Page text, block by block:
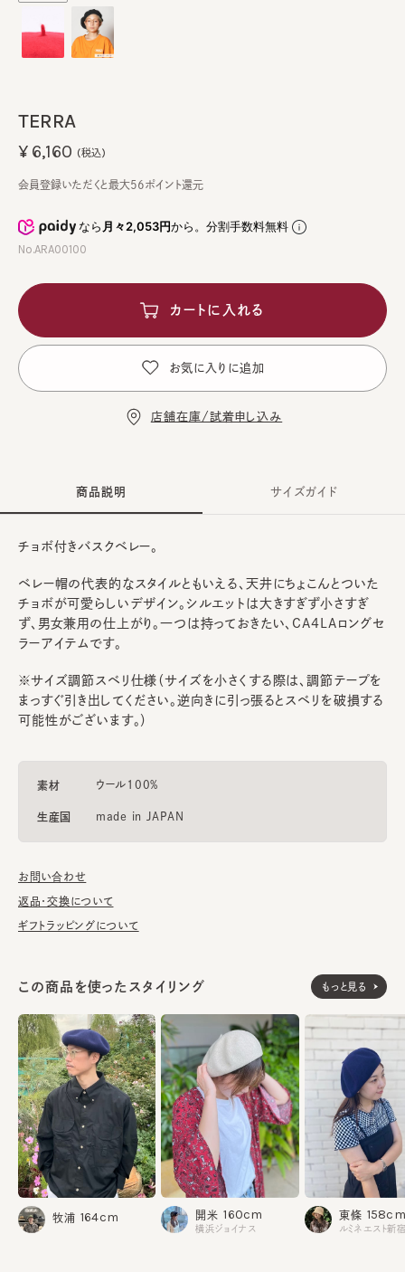
TERRA
なら月々2,053円から。分割手数料無料
No.ARA00100
¥6,160 (税込)
会員登録いただくと最大56ポイント還元
カートに入れる
お気に入りに追加
店舗在庫/試着申し込み
商品説明
チョボ付きバスクベレー。
ベレー帽の代表的なスタイルともいえる、天井にちょこんとついた
チョボが可愛らしいデザイン。シルエットは大きすぎず小さすぎ
ず、男女兼用の仕上がり。一つは持っておきたい、CA4LAロングセ
ラーアイテムです。
※サイズ調節スベリ仕様（サイズを小さくする際は、調節テープを
まっすぐ引き出してください。逆向きに引っ張るとスベリを破損する
可能性がございます。）
素材 ウール100%
生産国 made in JAPAN
サイズガイド
お問い合わせ
返品・交換について
ギフトラッピングについて
この商品を使ったスタイリング もっと見る
牧浦 164cm 開米 160cm
横浜ジョイナス
東條 158cm
ルミネエスト新